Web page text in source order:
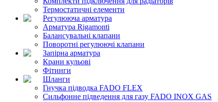
Термостатичні елементи
Регулююча арматура
Арматура Rigamonti
Балансувальні клапани
Поворотні регулюючі клапани
Запірна арматура
Крани кульові
Фітинги
Шланги
Гнучка підводка FADO FLEX
Сильфонне підведення для газу FADO INOX GAS